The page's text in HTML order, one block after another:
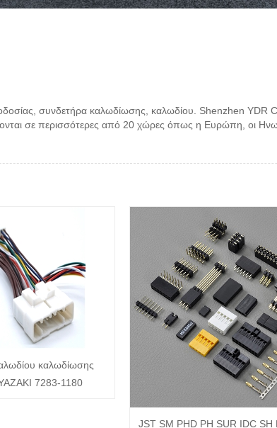
συνδετήρα καλωδίωσης, καλωδίου. Shenzhen YDR
σε περισσότερες από 20 χώρες όπως η Ευρώπη, οι
καλωδίωσης
7283-1180
JST SM PHD PH SUR IDC SH